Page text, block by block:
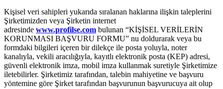
Kişisel veri sahipleri yukarıda sıralanan haklarına ilişkin taleplerini
Şirketimizden veya Şirketin internet
adresinde www.profilse.com bulunan “KİŞİSEL VERİLERİN
KORUNMASI BAŞVURU FORMU” nu doldurarak veya bu
formdaki bilgileri içeren bir dilekçe ile posta yoluyla, noter
kanalıyla, vekili aracılığıyla, kayıtlı elektronik posta (KEP) adresi,
güvenli elektronik imza, mobil imza kullanmak suretiyle Şirketimize
iletebilirler. Şirketimiz tarafından, talebin mahiyetine ve başvuru
yöntemine göre Şirket tarafından başvurunun başvurucuya ait olup